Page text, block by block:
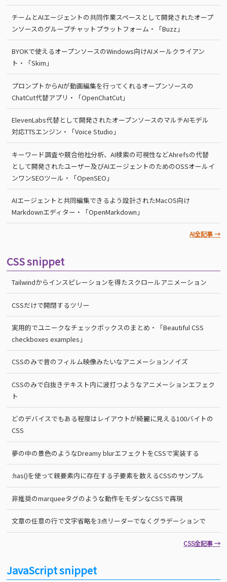
チームとAIエージェントの共同作業スペースとして開発されたオープ
ンソースのグループチャットプラットフォーム・「Buzz」
BYOKで使えるオープンソースのWindows向けAIメールクライアン
ト・「Skim」
プロンプトからAIが動画編集を行ってくれるオープンソースの
ChatCut代替アプリ・「OpenChatCut」
ElevenLabs代替として開発されたオープンソースのマルチAIモデル
対応TTSエンジン・「Voice Studio」
キーワード調査や競合他社分析、AI検索の可視性などAhrefsの代替
として開発されたユーザー及びAIエージェントのためのOSSオールイ
ンワンSEOツール・「OpenSEO」
AIエージェントと共同編集できるよう設計されたMacOS向け
Markdownエディター・「OpenMarkdown」
AI全記事 →
CSS snippet
Tailwindからインスピレーションを得たスクロールアニメーション
CSSだけで開閉するツリー
実用的でユニークなチェックボックスのまとめ・「Beautiful CSS
checkboxes examples」
CSSのみで昔のフィルム映像みたいなアニメーションノイズ
CSSのみで白抜きテキスト内に波打つようなアニメーションエフェク
ト
どのデバイスでもある程度はレイアウトが綺麗に見える100バイトの
CSS
夢の中の景色のようなDreamy blurエフェクトをCSSで実装する
:has()を使って親要素内に存在する子要素を数えるCSSのサンプル
非推奨のmarqueeタグのような動作をモダンなCSSで再現
文章の任意の行で文字省略を3点リーダーでなくグラデーションで
CSS全記事 →
JavaScript snippet